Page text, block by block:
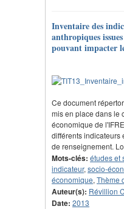
Inventaire des
anthropiques
pouvant impacter
Ce document
mis en place dans le
économique de
différents indicateurs
de renseignement.
Mots-clés: études et
indicateur, socio-
économique, Thème
Auteur(s): Révillion
Date: 2013